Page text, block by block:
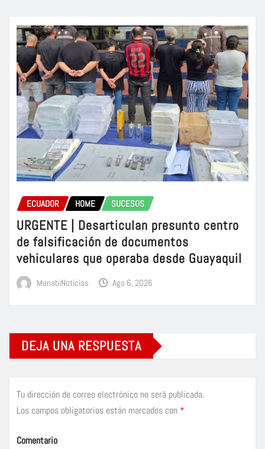
ECUADOR HOME SUCESOS
URGENTE | Desarticulan presunto centro
de falsificación de documentos
vehiculares que operaba desde Guayaquil
ManabiNoticias Ago 6, 2026
DEJA UNA RESPUESTA
Tu dirección de correo electrónico no será publicada.
Los campos obligatorios están marcados con *
Comentario